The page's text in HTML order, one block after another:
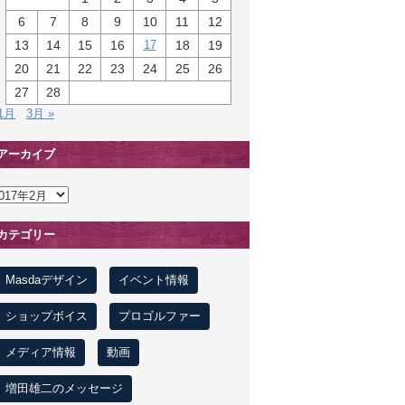
6
7 8 9 10 11
12
13
14 15 16 17 18
19
20
21 22 23 24 25
26
27
28
3月 »
ーカイブ
テゴリー
Masdaデザイン イベント情報
ショップボイス プロゴルファー
メディア情報 動画
増田雄二のメッセージ